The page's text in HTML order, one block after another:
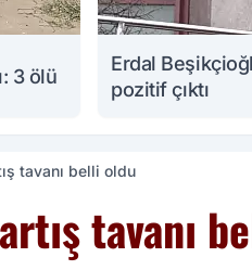
3 ölü
Erdal
pozitif çıktı
tavanı belli oldu
tavanı